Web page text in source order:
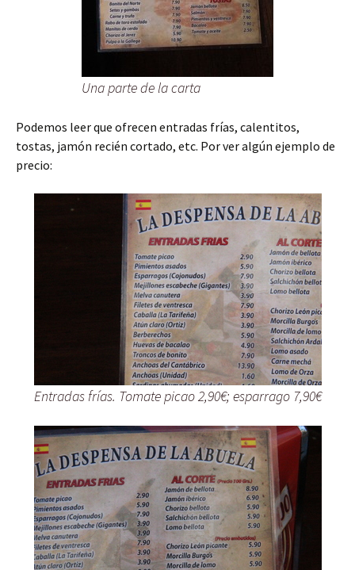
Una parte de la carta
Podemos leer que ofrecen entradas frías, calentitos,
tostas, jamón recién cortado, etc. Por ver algún ejemplo de
precio:
Entradas frías. Tomate picao 2,90€; esparrago 7,90€